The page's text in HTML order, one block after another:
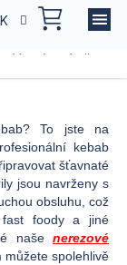
Varná technika
To jste na
kebab
šťavnaté
jsou navrženy s
obsluhu, což
foody a jiné
naše nerezové
spolehlivě